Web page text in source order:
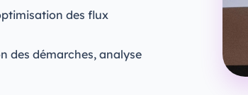
des flux
des démarches, analyse